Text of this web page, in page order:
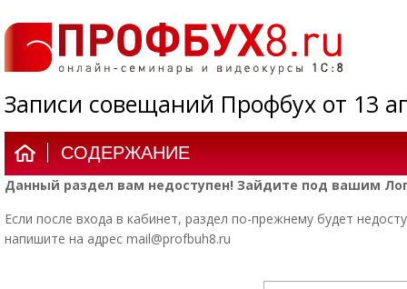
Записи совещаний Профбух от 13
СОДЕРЖАНИЕ
Данный раздел вам недоступен! Зайдите под вашим
Если после входа в кабинет, раздел по-прежнему будет
напишите на адрес mail@profbuh8.ru